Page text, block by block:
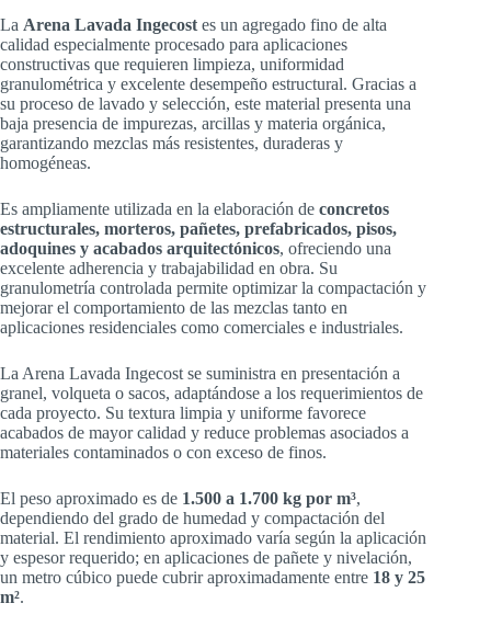
La Arena Lavada Ingecost es un agregado fino de alta
calidad especialmente procesado para aplicaciones
constructivas que requieren limpieza, uniformidad
granulométrica y excelente desempeño estructural. Gracias a
su proceso de lavado y selección, este material presenta una
baja presencia de impurezas, arcillas y materia orgánica,
garantizando mezclas más resistentes, duraderas y
homogéneas.
Es ampliamente utilizada en la elaboración de concretos
estructurales, morteros, pañetes, prefabricados, pisos,
adoquines y acabados arquitectónicos, ofreciendo una
excelente adherencia y trabajabilidad en obra. Su
granulometría controlada permite optimizar la compactación y
mejorar el comportamiento de las mezclas tanto en
aplicaciones residenciales como comerciales e industriales.
La Arena Lavada Ingecost se suministra en presentación a
granel, volqueta o sacos, adaptándose a los requerimientos de
cada proyecto. Su textura limpia y uniforme favorece
acabados de mayor calidad y reduce problemas asociados a
materiales contaminados o con exceso de finos.
El peso aproximado es de 1.500 a 1.700 kg por m³,
dependiendo del grado de humedad y compactación del
material. El rendimiento aproximado varía según la aplicación
y espesor requerido; en aplicaciones de pañete y nivelación,
un metro cúbico puede cubrir aproximadamente entre 18 y 25
m².